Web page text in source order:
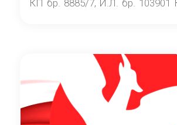
КП бр. 8885/7, И.Л. бр. 103901
Скопје” број 9/2026), за
(три) години од денот на
Договорот за закуп со
понудувач.